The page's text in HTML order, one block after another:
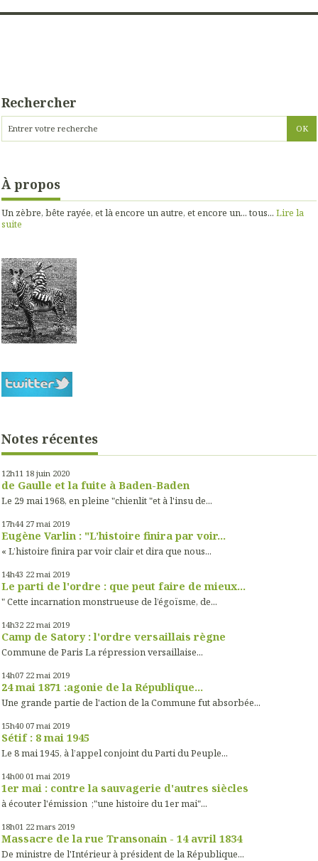
Rechercher
À propos
Un zèbre, bête rayée, et là encore un autre, et encore un... tous... Lire la
suite
Notes récentes
12h11 18 juin 2020
de Gaulle et la fuite à Baden-Baden
Le 29 mai 1968, en pleine "chienlit "et à l'insu de...
17h44 27 mai 2019
Eugène Varlin : "L’histoire finira par voir...
« L’histoire finira par voir clair et dira que nous...
14h43 22 mai 2019
Le parti de l'ordre : que peut faire de mieux...
" Cette incarnation monstrueuse de l’égoïsme, de...
14h32 22 mai 2019
Camp de Satory : l'ordre versaillais règne
Commune de Paris La répression versaillaise...
14h07 22 mai 2019
24 mai 1871 :agonie de la République...
Une grande partie de l'action de la Commune fut absorbée...
15h40 07 mai 2019
Sétif : 8 mai 1945
Le 8 mai 1945, à l’appel conjoint du Parti du Peuple...
14h00 01 mai 2019
1er mai : contre la sauvagerie d'autres siècles
à écouter l'émission ;"une histoire du 1er mai"...
18h01 22 mars 2019
Massacre de la rue Transonain - 14 avril 1834
De ministre de l'Intérieur à président de la République...